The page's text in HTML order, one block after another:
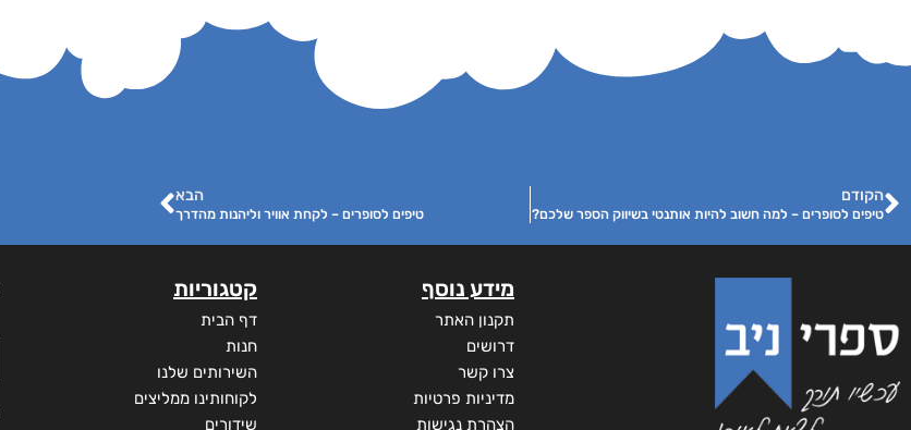
הקודם
טיפים לסופרים – למה חשוב להיות אותנטי בשיווק הספר שלכם?
הבא
טיפים לסופרים – לקחת אוויר וליהנות מהדרך
מידע נוסף
תקנון האתר
דרושים
צרו קשר
מדיניות פרטיות
הצהרת נגישות
קטגוריות
דף הבית
חנות
השירותים שלנו
לקוחותינו ממליצים
שידורים